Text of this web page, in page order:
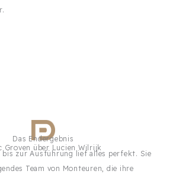
Groven über Lucien Wilrijk
Das Endergebnis
bis zur Ausführung lief alles perfekt. Sie
Team von Monteuren, die ihre